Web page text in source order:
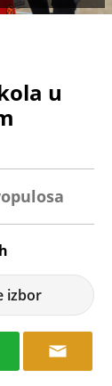
u
izbor